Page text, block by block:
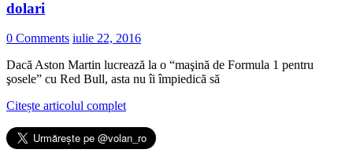
dolari
0 Comments iulie 22, 2016
Dacă Aston Martin lucrează la o “maşină de Formula 1 pentru
şosele” cu Red Bull, asta nu îi împiedică să
Citește articolul complet